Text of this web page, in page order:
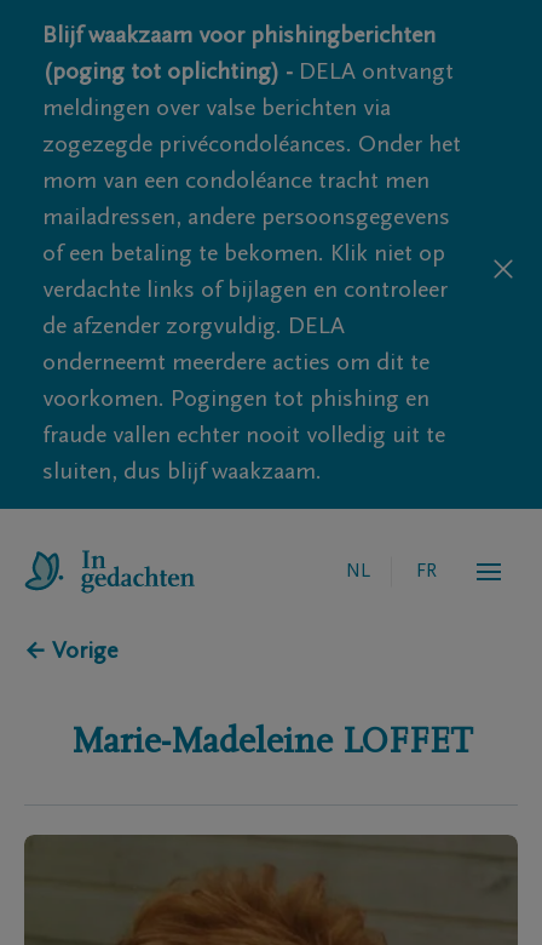
Blijf waakzaam voor phishingberichten
(poging tot oplichting) - DELA ontvangt
meldingen over valse berichten via
zogezegde privécondoléances. Onder het
mom van een condoléance tracht men
mailadressen, andere persoonsgegevens
of een betaling te bekomen. Klik niet op
verdachte links of bijlagen en controleer
de afzender zorgvuldig. DELA
onderneemt meerdere acties om dit te
voorkomen. Pogingen tot phishing en
fraude vallen echter nooit volledig uit te
sluiten, dus blijf waakzaam.
NL FR
← Vorige
Marie-Madeleine LOFFET